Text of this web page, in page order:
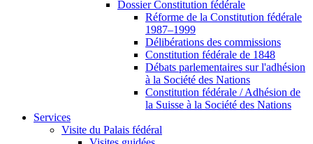
Dossier Constitution fédérale
Réforme de la Constitution fédérale
1987–1999
Délibérations des commissions
Constitution fédérale de 1848
Débats parlementaires sur l'adhésion
à la Société des Nations
Constitution fédérale / Adhésion de
la Suisse à la Société des Nations
Services
Visite du Palais fédéral